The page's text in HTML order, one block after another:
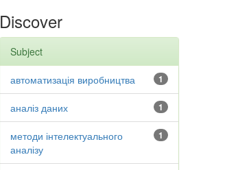
Discover
Subject
1
автоматизація виробництва
1
аналіз даних
1
методи інтелектуального
аналізу